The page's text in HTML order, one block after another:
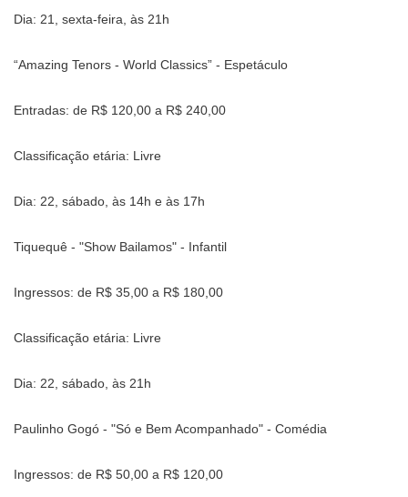
Dia: 21, sexta-feira, às 21h
“Amazing Tenors - World Classics” - Espetáculo
Entradas: de R$ 120,00 a R$ 240,00
Classificação etária: Livre
Dia: 22, sábado, às 14h e às 17h
Tiquequê - "Show Bailamos" - Infantil
Ingressos: de R$ 35,00 a R$ 180,00
Classificação etária: Livre
Dia: 22, sábado, às 21h
Paulinho Gogó - "Só e Bem Acompanhado" - Comédia
Ingressos: de R$ 50,00 a R$ 120,00